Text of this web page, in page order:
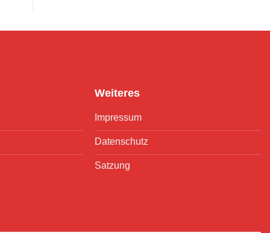
Weiteres
Impressum
Datenschutz
Satzung